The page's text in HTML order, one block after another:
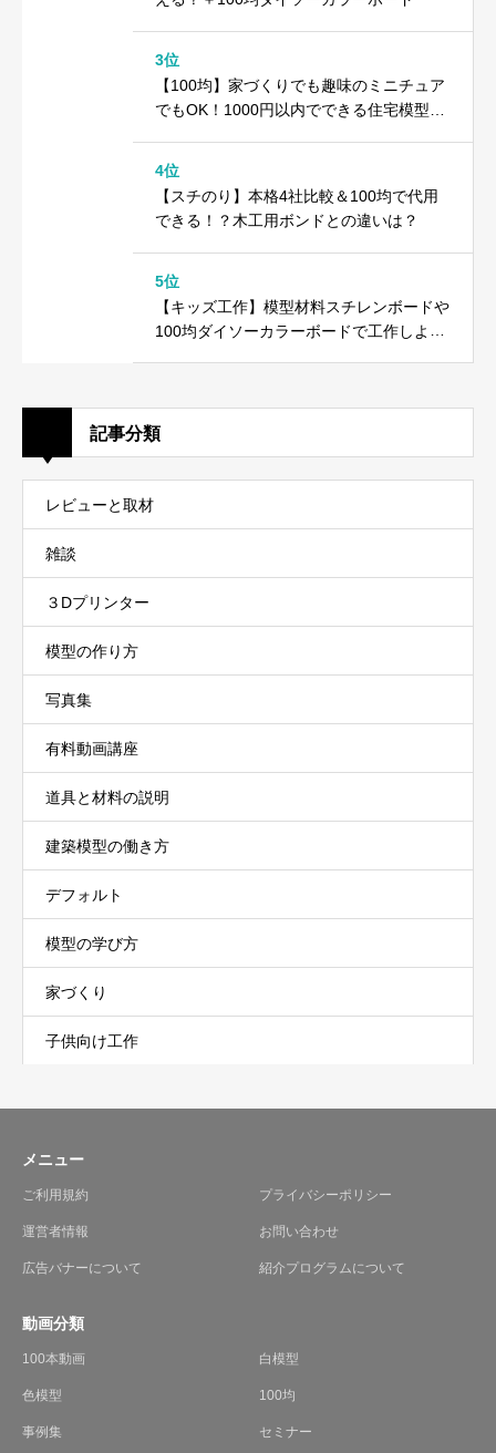
3位
【100均】家づくりでも趣味のミニチュア
でもOK！1000円以内でできる住宅模型の
4位
【スチのり】本格4社比較＆100均で代用
できる！？木工用ボンドとの違いは？
5位
【キッズ工作】模型材料スチレンボードや
100均ダイソーカラーボードで工作しよ
記事分類
レビューと取材
雑談
３Dプリンター
模型の作り方
写真集
有料動画講座
道具と材料の説明
建築模型の働き方
デフォルト
模型の学び方
家づくり
子供向け工作
メニュー
ご利用規約 プライバシーポリシー
運営者情報 お問い合わせ
広告バナーについて 紹介プログラムについて
動画分類
100本動画 白模型
色模型 100均
事例集 セミナー